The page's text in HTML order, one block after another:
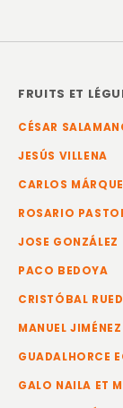
FRUITS ET
CÉSAR
JESÚS VILLENA
CARLOS
ROSARIO
JOSE GONZÁLEZ
PACO BEDOYA
CRISTÓBAL
MANUEL JIMÉNEZ
GUADALHORCE
GALO NAILA ET